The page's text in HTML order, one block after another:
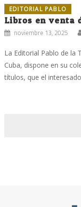
EDITORIAL PABLO
Libros en venta
noviembre 13, 2025
La Editorial Pablo de la
Cuba, dispone en su
títulos, que el